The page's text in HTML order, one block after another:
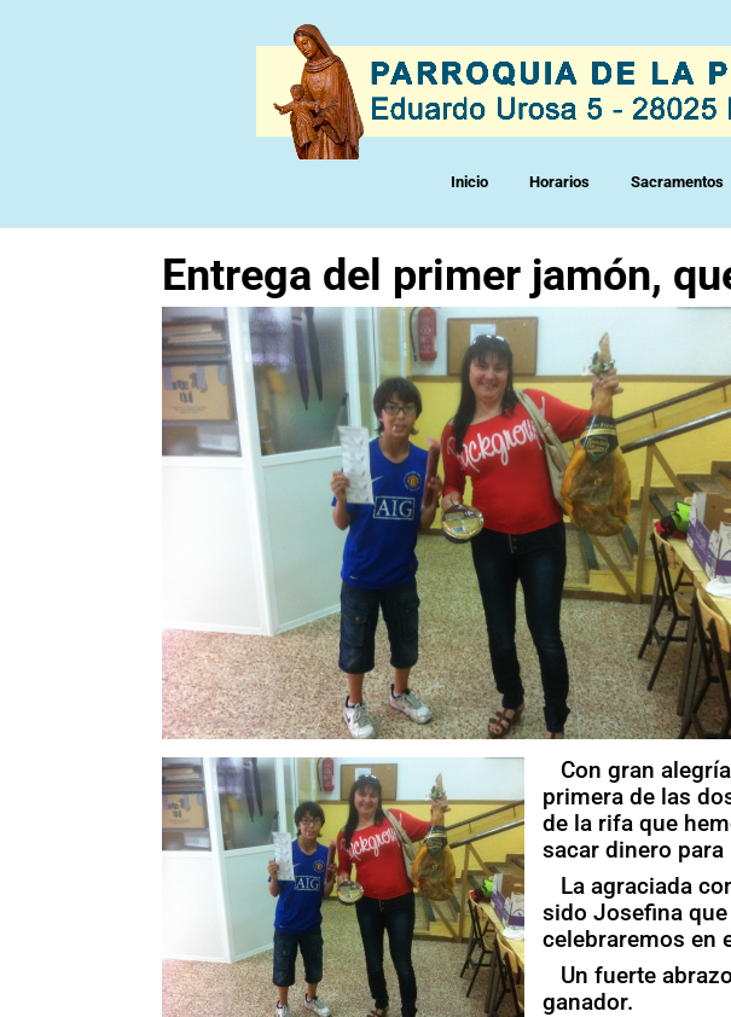
Inicio Horarios Sacramentos
Entrega del primer jamón,
Con gran
primera de las
de la rifa que
sacar dinero
La agraciada
sido Josefina
celebraremos en
Un fuerte
ganador.